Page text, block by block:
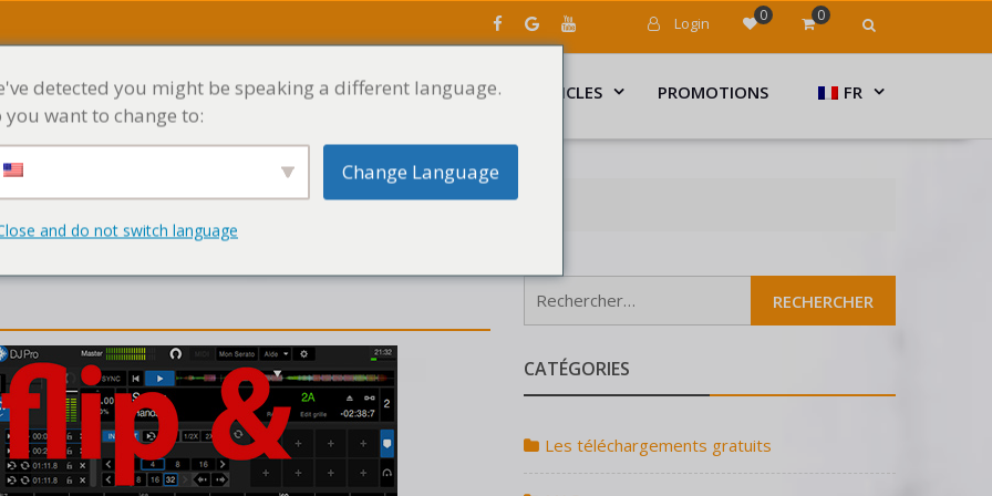
Login 0 0
ACCUEIL MENU ARTICLES PROMOTIONS FR
CATÉGORIES
Les téléchargements gratuits
detected you might be speaking a different language.
you want to change to:
Change Language
and do not switch language